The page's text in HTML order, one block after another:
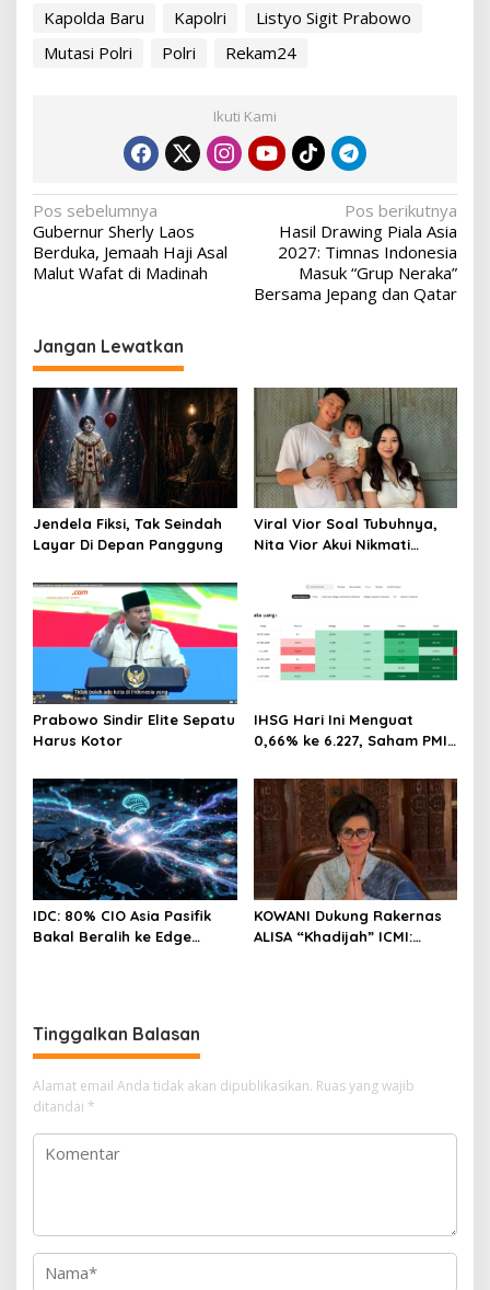
Kapolda Baru Kapolri
Listyo Sigit Prabowo
Mutasi Polri
Polri Rekam24
Ikuti Kami
Navigasi
pos
Pos sebelumnya
Gubernur Sherly Laos
Berduka, Jemaah Haji Asal
Malut Wafat di Madinah
Pos berikutnya
Hasil Drawing Piala Asia
2027: Timnas Indonesia
Masuk “Grup Neraka”
Bersama Jepang dan Qatar
Jangan Lewatkan
Jendela Fiksi, Tak Seindah
Layar Di Depan Panggung
Viral Vior Soal Tubuhnya,
Nita Vior Akui Nikmati
Prabowo Sindir Elite Sepatu
Harus Kotor
IHSG Hari Ini Menguat
0,66% ke 6.227, Saham PMII,
28%! Ini Daftar Saham
Paling Cuan & Volume
Tertinggi 31 Juli 2026
IDC: 80% CIO Asia Pasifik
Bakal Beralih ke Edge
KOWANI Dukung Rakernas
ALISA “Khadijah” ICMI:
Tinggalkan Balasan
Alamat email Anda tidak akan dipublikasikan. Ruas yang wajib
ditandai *